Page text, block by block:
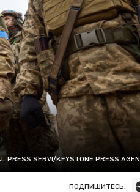
PRESS SERVI/KEYSTONE PRESS
ПОДПИШИТЕСЬ: